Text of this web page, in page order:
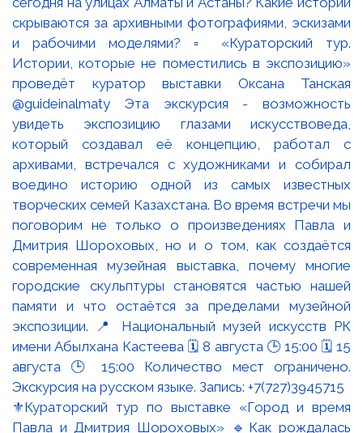
⚜️Кураторский тур по выставке «Город и время
Павла и Дмитрия Шороховых» 🔹Как рождалась